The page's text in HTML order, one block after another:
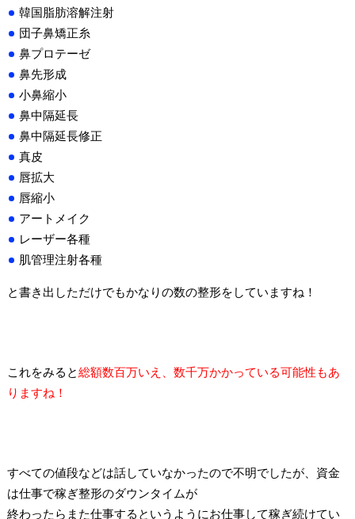
韓国脂肪溶解注射
団子鼻矯正糸
鼻プロテーゼ
鼻先形成
小鼻縮小
鼻中隔延長
鼻中隔延長修正
真皮
唇拡大
唇縮小
アートメイク
レーザー各種
肌管理注射各種
と書き出しただけでもかなりの数の整形をしていますね！
これをみると総額数百万いえ、数千万かかっている可能性もあ
りますね！
すべての値段などは話していなかったので不明でしたが、資金
は仕事で稼ぎ整形のダウンタイムが
終わったらまた仕事するというようにお仕事して稼ぎ続けてい